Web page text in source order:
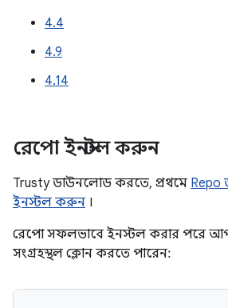
4.4
4.9
4.14
রেপো ইনস্টল করুন
Trusty ডাউনলোড করতে, প্রথমে Repo
ইনস্টল করুন ।
রেপো সফলভাবে ইনস্টল করার পরে আপনি
সংগ্রহস্থল ক্লোন করতে পারেন: